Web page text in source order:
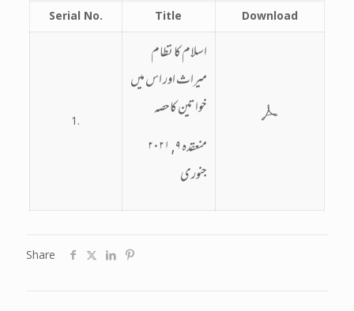
Serial No. Title Download
1.
اسلام کا نظام
میراث اور اس میں
خواتین کاحصہ
۲۰۲۱ منعقدہ ۹,
جنوری
Share